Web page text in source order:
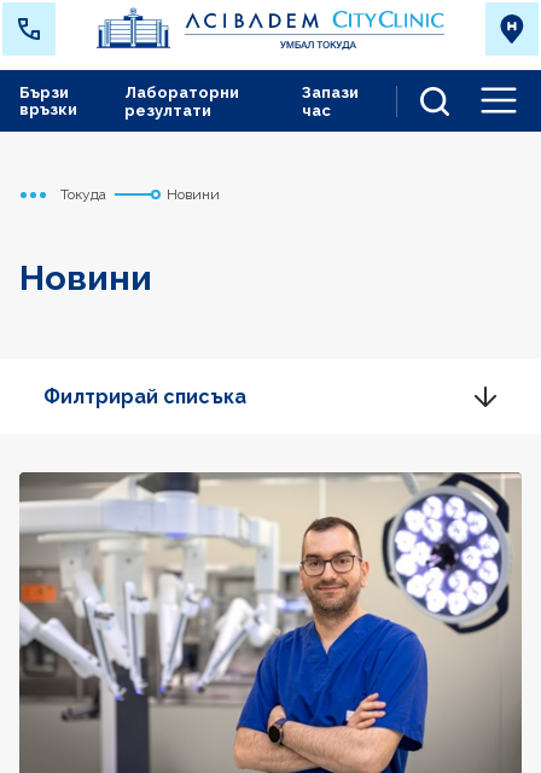
Лабораторни
резултати
Запази
час
Бързи
връзки
Начало
Токуда Новини
Новини
Филтрирай списъка